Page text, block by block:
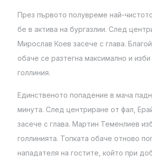
През първото полувреме най-
бе в актива на бургазлии. След
Мирослав Коев засече с глава.
обаче се разтегна максимално и
голлиния.
Единственото попадение в мача
минута. След центриране от фал,
засече с глава. Мартин Теменлиев
голлинията. Топката обаче отново
нападателя на гостите, който при